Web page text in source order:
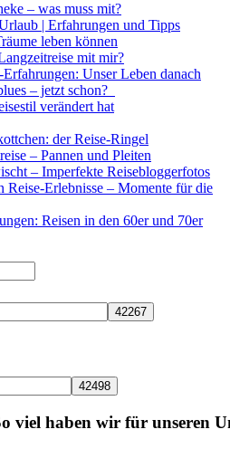
– was muss mit?
| Erfahrungen und Tipps
leben können
mit mir?
Unser Leben danach
– jetzt schon?
verändert hat
der Reise-Ringel
– Pannen und Pleiten
– Imperfekte Reisebloggerfotos
Reise-Erlebnisse – Momente für die
Reisen in den 60er und 70er
viel haben wir für unseren